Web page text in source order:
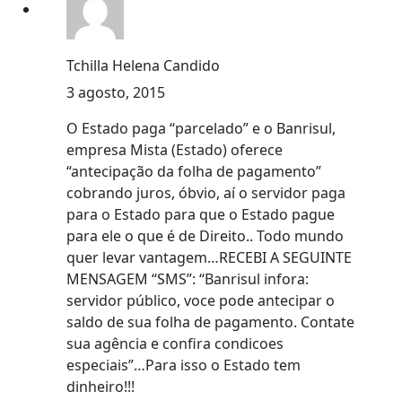
Tchilla Helena Candido
3 agosto, 2015
O Estado paga “parcelado” e o Banrisul,
empresa Mista (Estado) oferece
“antecipação da folha de pagamento”
cobrando juros, óbvio, aí o servidor paga
para o Estado para que o Estado pague
para ele o que é de Direito.. Todo mundo
quer levar vantagem…RECEBI A SEGUINTE
MENSAGEM “SMS”: “Banrisul infora:
servidor público, voce pode antecipar o
saldo de sua folha de pagamento. Contate
sua agência e confira condicoes
especiais”…Para isso o Estado tem
dinheiro!!!